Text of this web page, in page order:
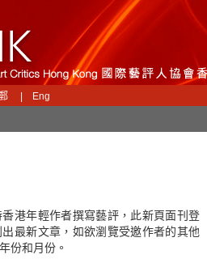
Eng
港年輕作者撰寫藝評，此新頁面刊登
最新文章，如欲瀏覽受邀作者的其他
份和月份。